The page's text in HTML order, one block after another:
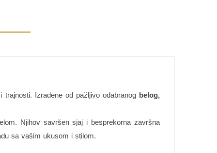
Izrađene od pažljivo odabranog belog,
Njihov savršen sjaj i besprekorna završna
sa vašim ukusom i stilom.